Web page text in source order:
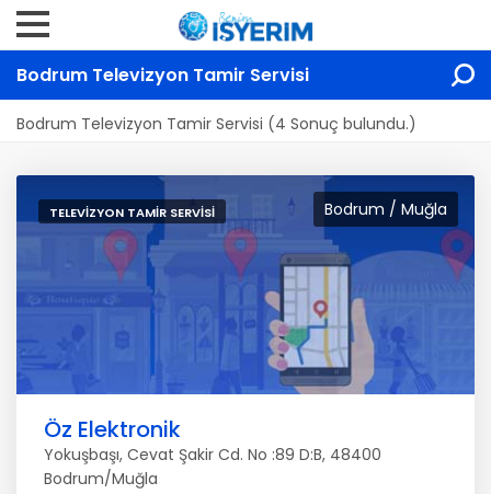
Bodrum Televizyon Tamir Servisi
Bodrum Televizyon Tamir Servisi (4 Sonuç bulundu.)
Bodrum / Muğla
TELEVIZYON TAMIR SERVISI
Öz Elektronik
Yokuşbaşı, Cevat Şakir Cd. No :89 D:B, 48400
Bodrum/Muğla